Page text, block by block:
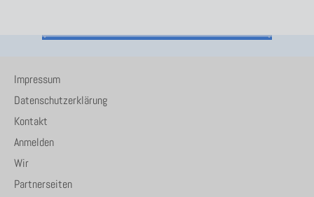
Impressum
Datenschutzerklärung
Kontakt
Anmelden
Wir
Partnerseiten